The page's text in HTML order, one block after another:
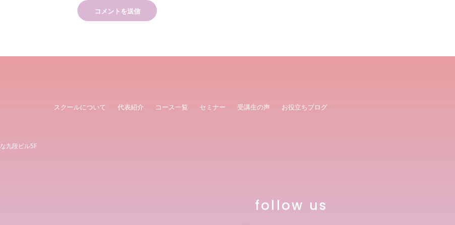
スクールについて 代表紹介 コース一覧 セミナー 受講生の声 お役立ちブログ
九段ビル5F
follow us